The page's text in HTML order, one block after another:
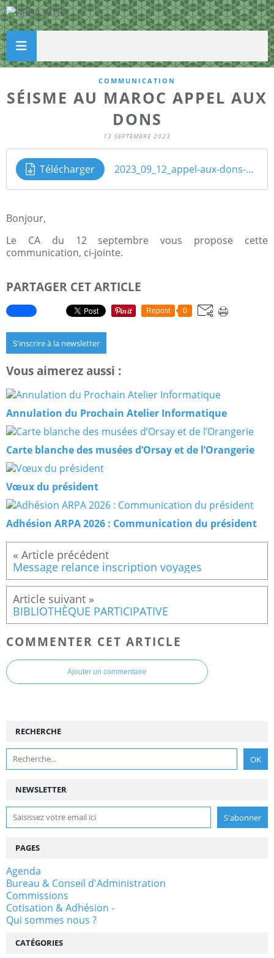
COMMUNICATION
SÉISME AU MAROC APPEL AUX
DONS
13 SEPTEMBRE 2023
Télécharger 2023_09_12_appel-aux-dons-pour-le-Maroc
Bonjour,
Le CA du 12 septembre vous propose cette
communication, ci-jointe.
PARTAGER CET ARTICLE
Repost 0
S'inscrire à la newsletter
Vous aimerez aussi :
Annulation du Prochain Atelier Informatique
Carte blanche des musées d’Orsay et de l’Orangerie
Vœux du président
Adhésion ARPA 2026 : Communication du président
Message relance inscription voyages
BIBLIOTHÈQUE PARTICIPATIVE
COMMENTER CET ARTICLE
Ajouter un commentaire
NEWSLETTER
RECHERCHE
PAGES
Agenda
Bureau & Conseil d'Administration
Commissions
Cotisation & Adhésion -
Qui sommes nous ?
CATÉGORIES